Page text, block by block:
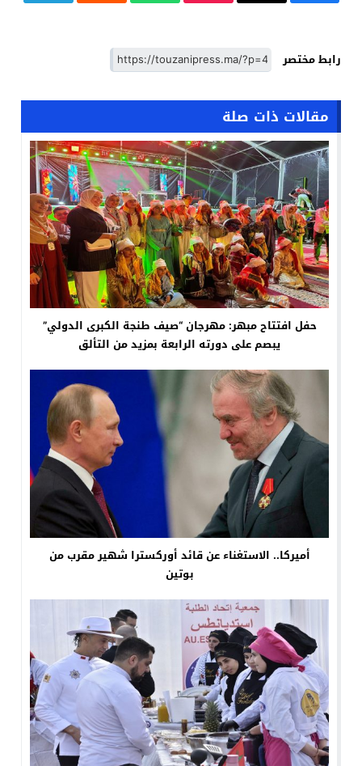
رابط مختصر
مقالات ذات صلة
حفل افتتاح مبهر: مهرجان “صيف طنجة الكبرى الدولي”
يبصم على دورته الرابعة بمزيد من التألق
أميركا.. الاستغناء عن قائد أوركسترا شهير مقرب من
بوتين